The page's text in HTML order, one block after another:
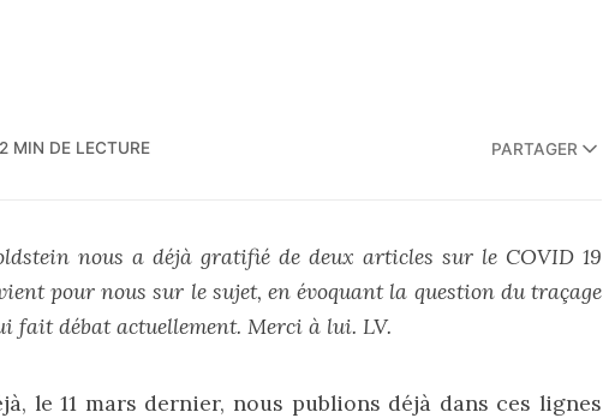
MIN DE LECTURE PARTAGER
nous a déjà gratifié de deux articles sur le COVID 19
pour nous sur le sujet, en évoquant la question du traçage
fait débat actuellement. Merci à lui. LV.
le 11 mars dernier, nous publions déjà dans ces lignes